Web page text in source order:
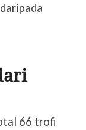
66 trofi